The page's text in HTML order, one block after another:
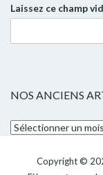
Laissez ce champ
NOS ANCIENS
Nos
articlesCopyright ©